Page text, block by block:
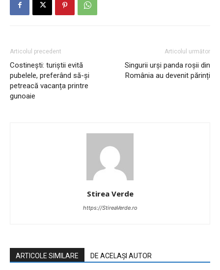
Articolul precedent
Costinești: turiștii evită
pubelele, preferând să-și
petreacă vacanța printre
gunoaie
Articolul următor
Singurii urși panda roșii din
România au devenit părinți
Stirea Verde
https://StireaVerde.ro
ARTICOLE SIMILARE DE ACELAȘI AUTOR